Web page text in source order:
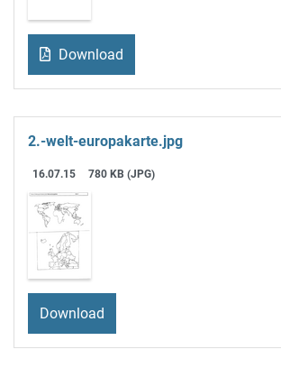
Download
2.-welt-europakarte.jpg
16.07.15 780 KB (JPG)
Download